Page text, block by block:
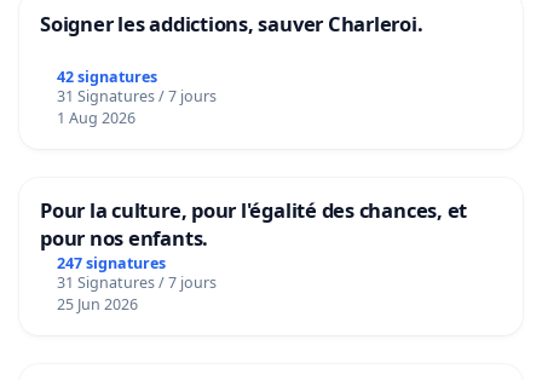
Soigner les addictions, sauver Charleroi.
42 signatures
31 Signatures / 7 jours
1 Aug 2026
Pour la culture, pour l'égalité des chances, et
pour nos enfants.
247 signatures
31 Signatures / 7 jours
25 Jun 2026